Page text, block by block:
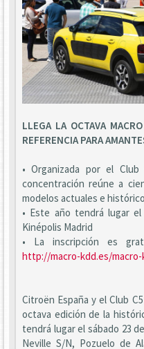
LLEGA LA OCTAVA
REFERENCIA PARA
• Organizada por el
concentración reúne a
modelos actuales e
• Este año tendrá lugar
Kinépolis Madrid
• La inscripción es
http://macro-kdd.es/macro-
Citroën España y el Club
octava edición de la
tendrá lugar el sábado 23
Neville S/N, Pozuelo de